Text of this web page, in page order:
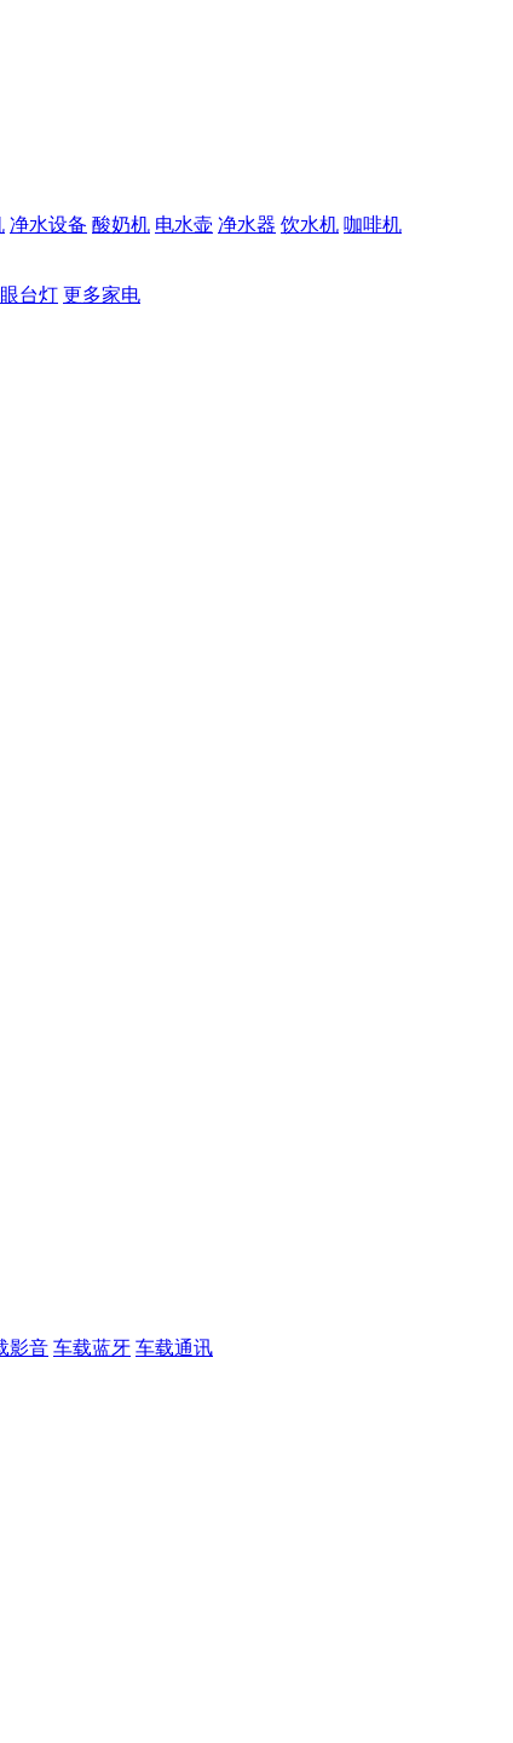
净水设备 酸奶机 电水壶 净水器 饮水机 咖啡机
台灯 更多家电
影音 车载蓝牙 车载通讯